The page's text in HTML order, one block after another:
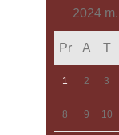
2024
Pr A T
1 2 3
8 9 10